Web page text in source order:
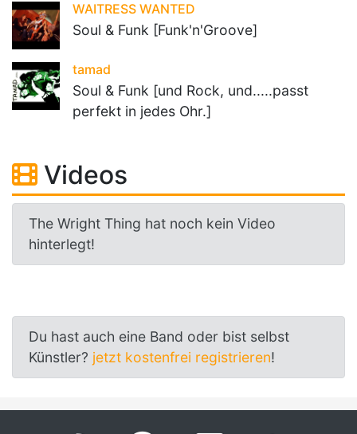
WAITRESS WANTED
Soul & Funk [Funk'n'Groove]
tamad
Soul & Funk [und Rock, und.....passt
perfekt in jedes Ohr.]
Videos
The Wright Thing hat noch kein Video
hinterlegt!
Du hast auch eine Band oder bist selbst
Künstler? jetzt kostenfrei registrieren!